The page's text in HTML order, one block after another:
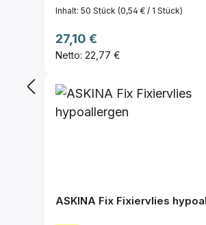
Inhalt: 50 Stück (0,54 € / 1 Stück)
Regulärer Preis:
27,10 €
Netto: 22,77 €
ASKINA Fix Fixiervlies